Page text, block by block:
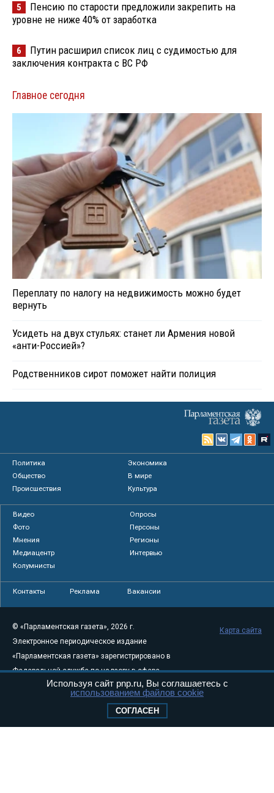
5
Пенсию по старости предложили закрепить на
уровне не ниже 40% от заработка
6
Путин расширил список лиц с судимостью для
заключения контракта с ВС РФ
Главное сегодня
Переплату по налогу на недвижимость можно будет
вернуть
Усидеть на двух стульях: станет ли Армения новой
«анти-Россией»?
Родственников сирот поможет найти полиция
Политика
Экономика
Общество
В мире
Происшествия
Культура
Видео
Опросы
Фото
Персоны
Мнения
Регионы
Медиацентр
Интервью
Колумнисты
Контакты Реклама Вакансии
© «Парламентская газета», 2026 г.
Электронное периодическое издание
«Парламентская газета» зарегистрировано в
Федеральной службе по надзору в сфере
связи, информационных технологий и
массовых коммуникаций (Роскомнадзор) 05
Свидетельство о регистрации Эл № ФС77-
Карта сайта
Используя сайт pnp.ru, Вы соглашаетесь с
использованием файлов cookie
СОГЛАСЕН